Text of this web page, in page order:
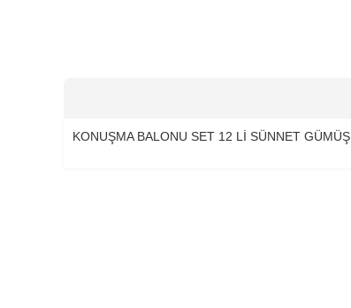
KONUŞMA BALONU SET 12 Lİ SÜNNET GÜMÜŞ